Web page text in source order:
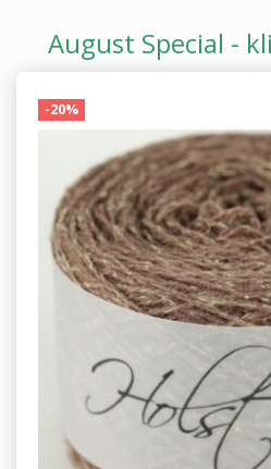
August Special -
-20%